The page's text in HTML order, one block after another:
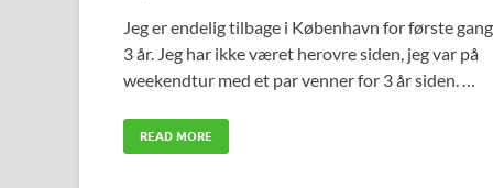
Jeg er endelig tilbage i København for første
3 år. Jeg har ikke været herovre siden, jeg var på
weekendtur med et par venner for 3 år siden. …
READ MORE